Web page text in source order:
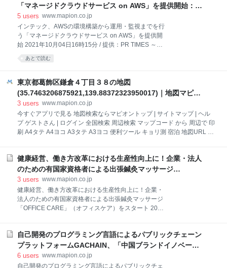
Philadelphia, Kensington Avenue “Highlight” For the
month of August. - YouTube 「ゾンビタウン」と呼ば
れるケンジントン通りを徘徊する薬物依存症の人々。
これが日常的な光景でありアメリカの深い闇を表して
いるとのこと。 ヘロインを始めとしたドラッグが当た
とも難しい状況になっているのだとか。 Googleスト
壊
「マネージドクラウドサービス on AWS」を提供開始：マ
ピオンニュース
5 users www.mapion.co.jp
インテック、AWSの環境構築から運用・監視までを行
う「マネージドクラウドサービス on AWS」を提供開
始 2021年10月04日16時15分 / 提供：PR TIMES ～
AWS認定資格を持つ技術者が、お客様のAWS活用をサ
ポート～ TISインテックグループの株式会社インテッ
之、以下インテック）は、アマゾン ウェブ サービス
（AWS）の環境構築から運用・監視までを行う「マネ
ージドクラウドサービス on AWS」を 2021年10月よ
ービスはシステム構築期間が短く、導入コストも低く
抑えられることから、一般企業にも広く普及していま
す。中でもAWSは従量課金や俊敏性、マネージドサー
ています。一方で、AWSには絶えず新機能が追加され
るため、サービス機能
あとで読む
東京都葛飾区鎌倉４丁目３８の地図
(35.7463206875921,139.88372323950017)｜地図マピオ
ン
3 users www.mapion.co.jp
今すぐアプリで見る 地図検索ならマピオントップ | サイトマップ | ヘル
プ ゲストさん | ログイン 全国検索 周辺検索 マップコード から 周辺で 印
刷 A4タテ A4ヨコ A3タテ A3ヨコ 便利ツール キョリ測 宿泊 地図URL さ
まれています。 ジャンル一覧 検索結果がありませんでした。 場所や縮
尺を変更するか、検索ワードを変更してください。 グルメ ホテル・旅館
検索 ショッピング 学校・習い事 官公庁その他施設建物名・ビル名 季節
のイベント・スポット 自然スポット 駅 バス停・交通機関 ドライブ・カ
ー用品 病院 銀行・保険・証券 美容・健康・ヘルスケア 生活サービス公
共施設 エンターテインメント スポーツ・レジャー 観光・温泉
健康経営、働き方改革における生産性向上に！企業・法人
のための有国家資格者による出張鍼灸マッサージ
「OFFICE CARE」（オフィスケア）をスタート：マピオ
ンニュース
3 users www.mapion.co.jp
健康経営、働き方改革における生産性向上に！企業・
法人のための有国家資格者による出張鍼灸マッサージ
「OFFICE CARE」（オフィスケア）をスタート 2019
っている株式会社BE NOBLE（所在地：東京都中央
区、代表取締役：飯塚 伸之）は、企業・法人向け出張
鍼灸マッサージによる従業員のココロとカラダの健...
治療院・整骨院業界の経営・WEBコンサルティング事
自己開発のプログラミング言語によるパブリックチェーン
プラットフォームGACHAIN、「中国ブランドイノベーシ
ョンと開発プロジェクト」に選ばれたことを記念し、
6 users www.mapion.co.jp
自己開発のプログラミング言語によるパブリックチェ